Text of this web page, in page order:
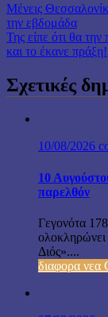
Mένεις
την εβδομάδα
Της είπε ότι θα
και το έκανε πράξη!
Σχετικές
10/08/2026
10
παρελθόν
Γεγονότα
Διός»....
διαφορα